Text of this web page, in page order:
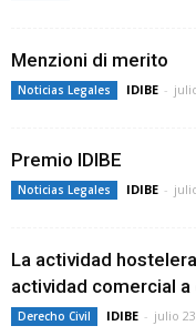
Menzioni di merito
Noticias Legales IDIBE -
Premio IDIBE
Noticias Legales IDIBE -
La actividad
actividad comercial
Derecho Civil IDIBE - julio